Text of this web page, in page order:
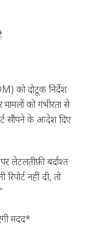
को दोटूक निर्देश
को गंभीरता से
सौंपने के आदेश दिए
लेटलतीफ़ी बर्दाश्त
नहीं दी, तो
मदद*